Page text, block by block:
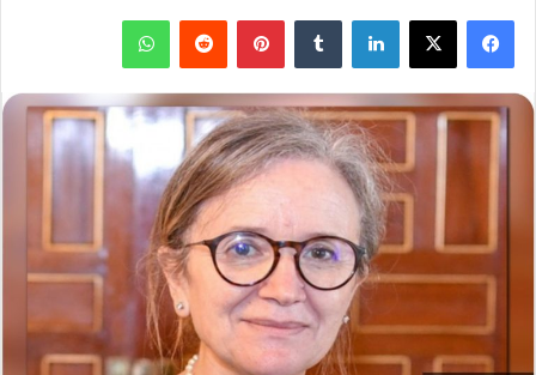
فيسبوك X لينكدإن بينتيريست واتساب